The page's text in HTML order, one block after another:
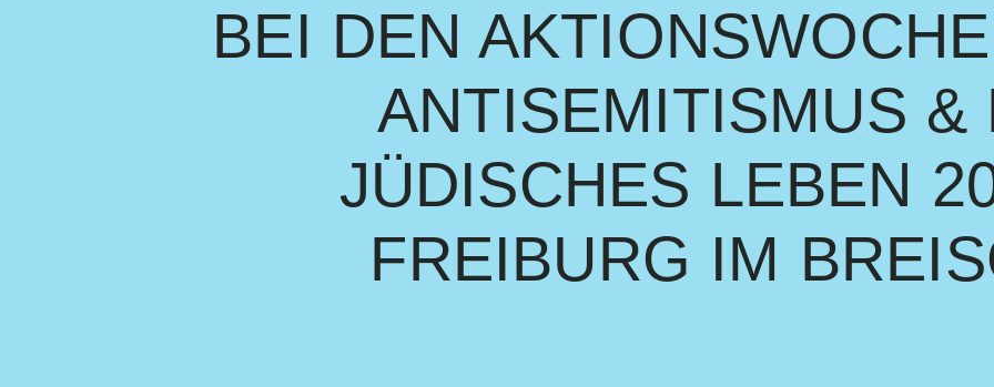
BEI DEN
ANTISEMITISMUS &
JÜDISCHES LEBEN
FREIBURG IM